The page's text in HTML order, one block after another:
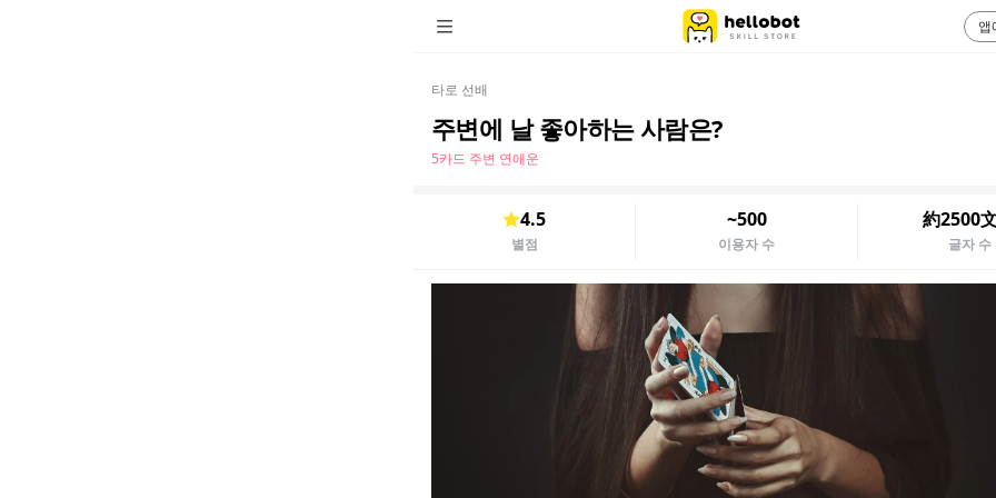
타로 선배
주변에 날 좋아하는 사람은?
5카드 주변 연애운
4.5
별점
~500
이용자 수
約2500
글자 수
앱